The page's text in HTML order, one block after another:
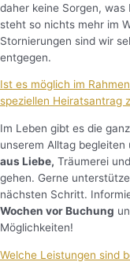
daher keine Sorgen,
steht so nichts mehr im
Stornierungen sind wir
entgegen.
Ist es möglich im
speziellen Heiratsantrag
Im Leben gibt es die
unserem Alltag begleiten
aus Liebe, Träumerei
gehen. Gerne
nächsten Schritt.
Wochen vor Buchung
Möglichkeiten!
Welche Leistungen sind